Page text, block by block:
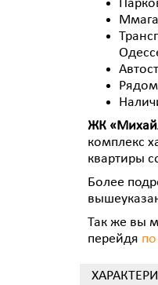
ЖК
комплекс
квартиры
Более
Так же вы
перейдя